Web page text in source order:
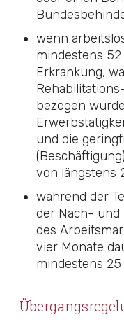
wenn
mindestens
Erkrankung,
bezogen
und die
von längstens
während der
der Nach- und
des
vier Monate
mindestens